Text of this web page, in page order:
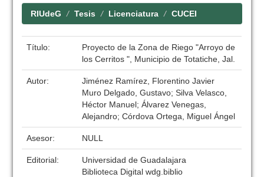
RIUdeG Tesis Licenciatura CUCEI
Título:
Proyecto de la Zona de Riego "Arroyo de
los Cerritos ", Municipio de Totatiche, Jal.
Autor:
Jiménez Ramírez, Florentino Javier
Muro Delgado, Gustavo; Silva Velasco,
Héctor Manuel; Álvarez Venegas,
Alejandro; Córdova Ortega, Miguel Ángel
Asesor: NULL
Editorial:
Universidad de Guadalajara
Biblioteca Digital wdg.biblio